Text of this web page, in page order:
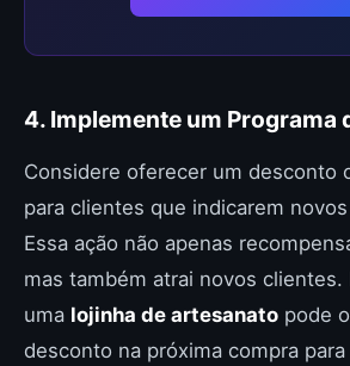
4. Implemente um Programa
Considere oferecer um desconto
para clientes que indicarem
Essa ação não apenas
mas também atrai novos clientes.
uma lojinha de artesanato pode
desconto na próxima compra